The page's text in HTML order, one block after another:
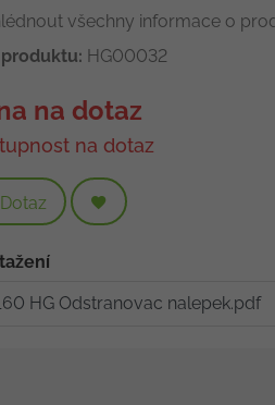
všechny informace o
HG00032
na dotaz
na dotaz
Dotaz
HG Odstranovac nalepek.pdf